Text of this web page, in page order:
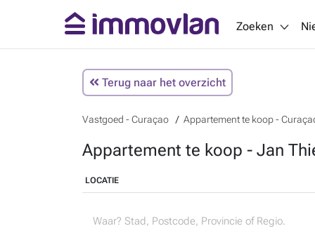
Zoeken
Terug naar het overzicht
Vastgoed - Curaçao Appartement te koop -
Appartement te koop - Jan
LOCATIE